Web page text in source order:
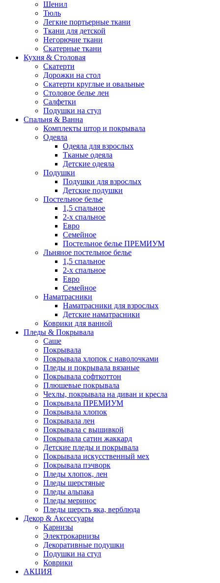
Шенил
Тюль
Легкие портьерные ткани
Ткани для детской
Негорючие ткани
Скатерные ткани
Кухня & Столовая
Скатерти
Дорожки на стол
Скатерти круглые и овальные
Столовое белье лен
Салфетки
Подушки на стул
Спальня & Ванна
Комплекты штор и покрывала
Одеяла
Одеяла для взрослых
Тканые одеяла
Детские одеяла
Подушки
Подушки для взрослых
Детские подушки
Постельное белье
1,5 спальное
2-х спальное
Евро
Семейное
Постельное белье ПРЕМИУМ
Льняное постельное белье
1,5 спальное
2-х спальное
Евро
Семейное
Наматрасники
Наматрасники для взрослых
Детские наматрасники
Коврики для ванной
Пледы & Покрывала
Саше
Покрывала
Покрывала хлопок с наволочками
Пледы и покрывала вязаные
Покрывала софткоттон
Плюшевые покрывала
Чехлы, покрывала на диван и кресла
Покрывала ПРЕМИУМ
Покрывала хлопок
Покрывала лен
Покрывала с вышивкой
Покрывала сатин жаккард
Детские пледы и покрывала
Покрывала искусственный мех
Покрывала пэчворк
Пледы хлопок, лен
Пледы шерстяные
Пледы альпака
Пледы меринос
Пледы шерсть яка, верблюда
Декор & Аксессуары
Карнизы
Электрокарнизы
Декоративные подушки
Подушки на стул
Коврики
АКЦИЯ